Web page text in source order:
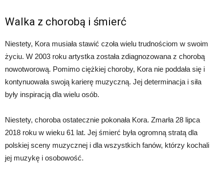
Walka z chorobą i śmierć
Niestety, Kora musiała stawić czoła wielu trudnościom w swoim
życiu. W 2003 roku artystka została zdiagnozowana z chorobą
nowotworową. Pomimo ciężkiej choroby, Kora nie poddała się i
kontynuowała swoją karierę muzyczną. Jej determinacja i siła
były inspiracją dla wielu osób.
Niestety, choroba ostatecznie pokonała Kora. Zmarła 28 lipca
2018 roku w wieku 61 lat. Jej śmierć była ogromną stratą dla
polskiej sceny muzycznej i dla wszystkich fanów, którzy kochali
jej muzykę i osobowość.